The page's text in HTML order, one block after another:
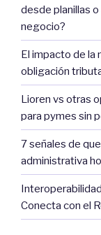
desde planillas
negocio?
El impacto de la
obligación
Lioren vs otras
para pymes sin
7 señales de
administrativa
Conecta con el